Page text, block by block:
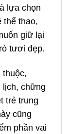
lựa chọn
thể thao,
giữ lại
tươi đẹp.
thuộc,
lịch, chững
trẻ trung
cũng
phần vai